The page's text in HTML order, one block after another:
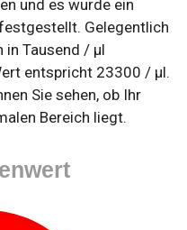
und es wurde ein
Gelegentlich
in Tausend / µl
entspricht 23300 / µl.
Sie sehen, ob Ihr
Bereich liegt.